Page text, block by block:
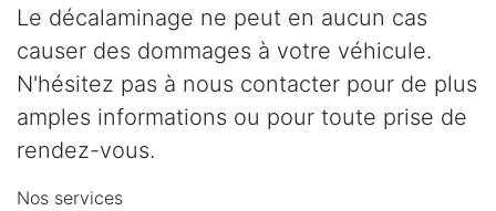
Le décalaminage ne peut en aucun cas
causer des dommages à votre véhicule.
N'hésitez pas à nous contacter pour de plus
amples informations ou pour toute prise de
rendez-vous.
Nos services